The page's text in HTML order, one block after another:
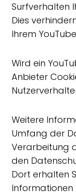
Surfverhalten
Dies
Ihrem
Wird ein
Anbieter
Weitere
Umfang der
Verarbeitung
den
Dort erhalten
Informationen